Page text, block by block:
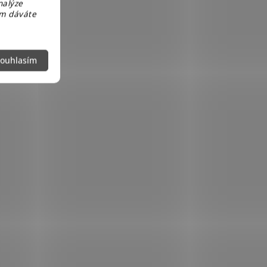
dáváte